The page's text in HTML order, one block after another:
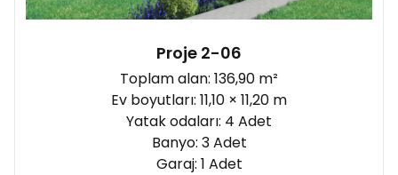
Proje 2-06
Toplam alan: 136,90 m²
Ev boyutları: 11,10 × 11,20 m
Yatak odaları: 4 Adet
Banyo: 3 Adet
Garaj: 1 Adet